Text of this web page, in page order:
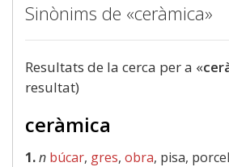
Sinònims de «ceràmica»
Resultats de la cerca per a «
resultat)
ceràmica
1.n búcar, gres, obra, pisa,